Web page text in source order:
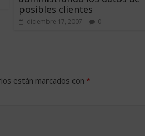
posibles clientes
diciembre 17, 2007 0
están marcados con *